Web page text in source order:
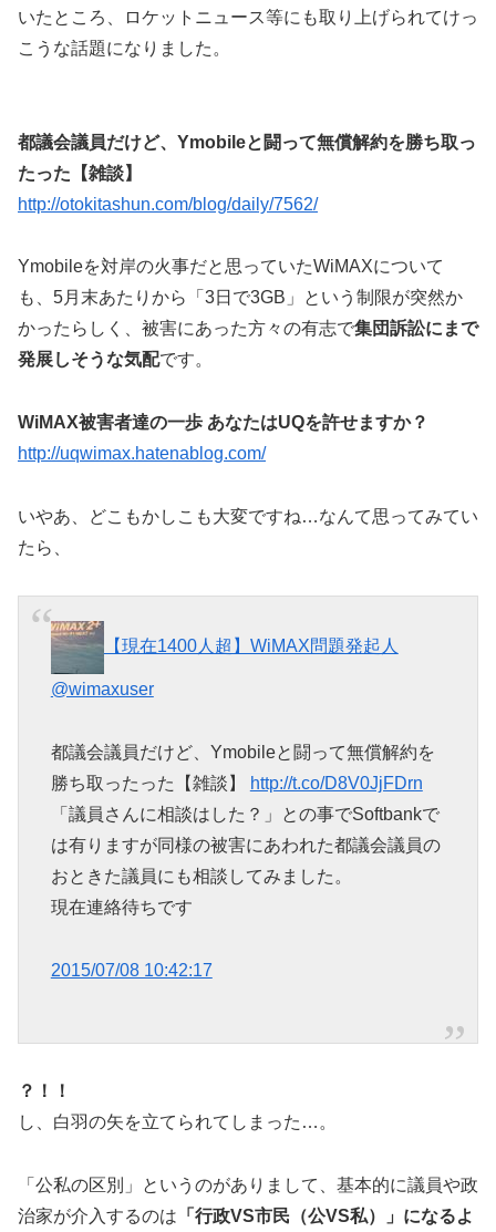
いたところ、ロケットニュース等にも取り上げられてけっ
こうな話題になりました。
都議会議員だけど、Ymobileと闘って無償解約を勝ち取っ
たった【雑談】
http://otokitashun.com/blog/daily/7562/
Ymobileを対岸の火事だと思っていたWiMAXについて
も、5月末あたりから「3日で3GB」という制限が突然か
かったらしく、被害にあった方々の有志で集団訴訟にまで
発展しそうな気配です。
WiMAX被害者達の一歩 あなたはUQを許せますか？
http://uqwimax.hatenablog.com/
いやあ、どこもかしこも大変ですね…なんて思ってみてい
たら、
【現在1400人超】WiMAX問題発起人
@wimaxuser
都議会議員だけど、Ymobileと闘って無償解約を
勝ち取ったった【雑談】
http://t.co/D8V0JjFDrn
「議員さんに相談はした？」との事でSoftbankで
は有りますが同様の被害にあわれた都議会議員の
おときた議員にも相談してみました。
現在連絡待ちです
2015/07/08 10:42:17
？！！
し、白羽の矢を立てられてしまった…。
「公私の区別」というのがありまして、基本的に議員や政
治家が介入するのは 「行政VS市民（公VS私）」になるよ